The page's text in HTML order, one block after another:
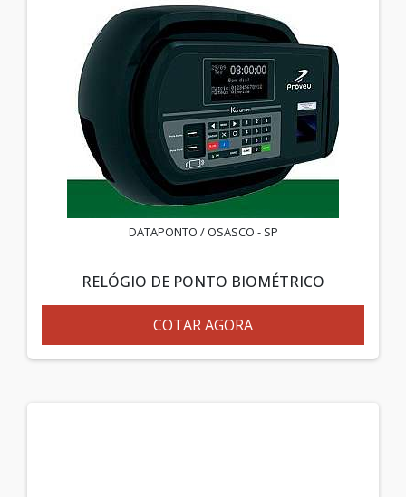
DATAPONTO / OSASCO - SP
RELÓGIO DE PONTO BIOMÉTRICO
COTAR AGORA